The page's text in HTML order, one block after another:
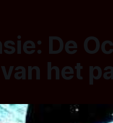
De
het